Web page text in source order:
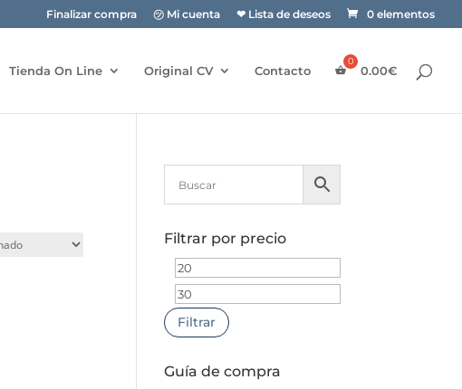
Finalizar compra ㋡ Mi cuenta ❤ Lista de deseos 0 elementos
Tienda On Line Original CV Contacto 0.00€
Filtrar por precio
Precio
mínimo
Filtrar
Guía de compra